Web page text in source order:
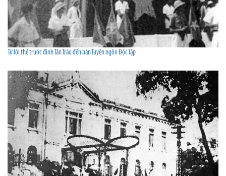
Từ lời thề trước đình Tân Trào đến bản Tuyên ngôn Độc lập